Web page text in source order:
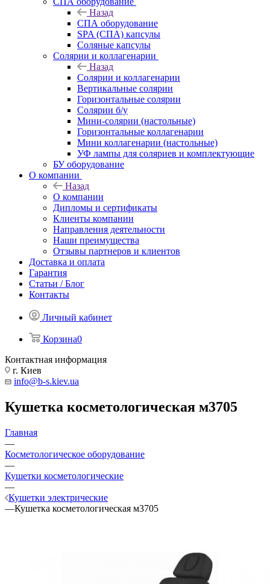
Назад
СПА оборудование
SPA (СПА) капсулы
Соляные капсулы
Солярии и коллагенарии
Назад
Солярии и коллагенарии
Вертикальные солярии
Горизонтальные солярии
Солярии б/у
Мини-солярии (настольные)
Горизонтальные коллагенарии
Мини коллагенарии (настольные)
УФ лампы для соляриев и комплектующие
БУ оборудование
О компании
Назад
О компании
Дипломы и сертификаты
Клиенты компании
Направления деятельности
Наши преимущества
Отзывы партнеров и клиентов
Доставка и оплата
Гарантия
Статьи / Блог
Контакты
Личный кабинет
Корзина0
Контактная информация
г. Киев
info@b-s.kiev.ua
Кушетка косметологическая м3705
Главная
—
Косметологическое оборудование
—
Кушетки косметологические
—
Кушетки электрические
—Кушетка косметологическая м3705